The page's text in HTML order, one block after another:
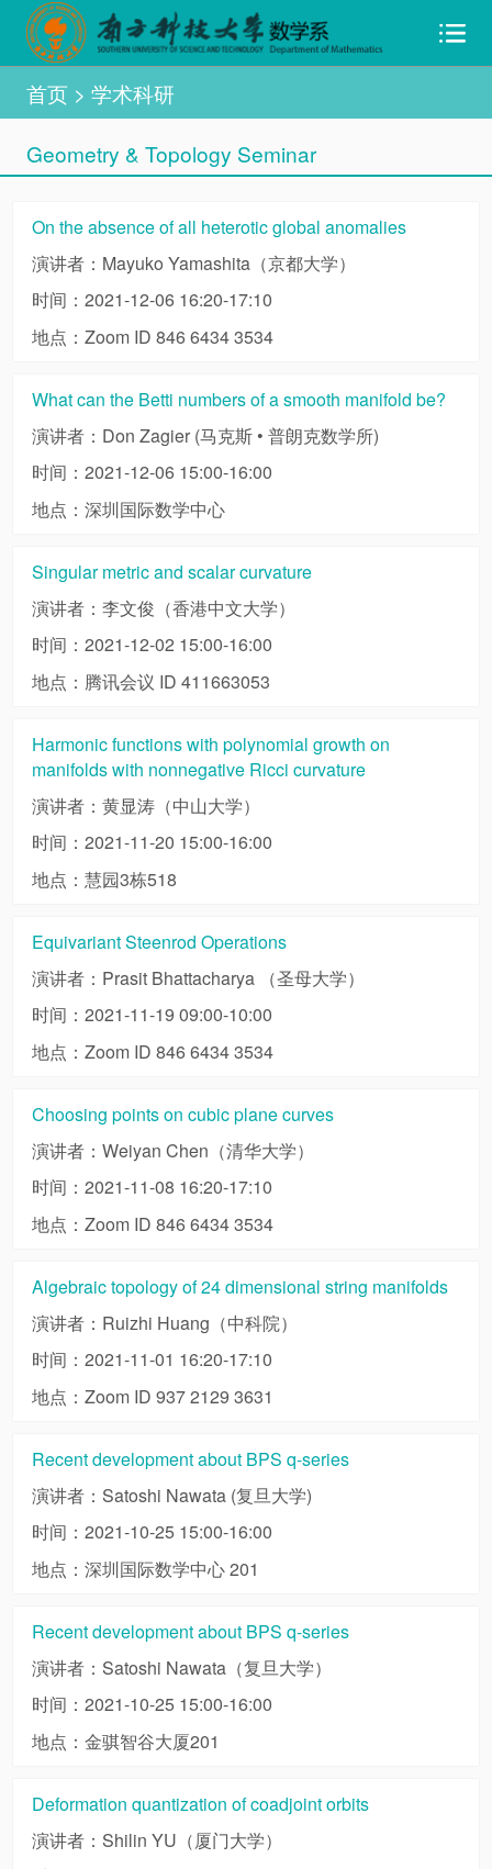
首页> 学术科研
Geometry & Topology Seminar
On the absence of all heterotic global anomalies
演讲者：Mayuko Yamashita（京都大学）
时间：2021-12-06 16:20-17:10
地点：Zoom ID 846 6434 3534
What can the Betti numbers of a smooth manifold be?
演讲者：Don Zagier (马克斯 • 普朗克数学所)
时间：2021-12-06 15:00-16:00
地点：深圳国际数学中心
Singular metric and scalar curvature
演讲者：李文俊（香港中文大学）
时间：2021-12-02 15:00-16:00
地点：腾讯会议 ID 411663053
Harmonic functions with polynomial growth on
manifolds with nonnegative Ricci curvature
演讲者：黄显涛（中山大学）
时间：2021-11-20 15:00-16:00
地点：慧园3栋518
Equivariant Steenrod Operations
演讲者：Prasit Bhattacharya （圣母大学）
时间：2021-11-19 09:00-10:00
地点：Zoom ID 846 6434 3534
Choosing points on cubic plane curves
演讲者：Weiyan Chen（清华大学）
时间：2021-11-08 16:20-17:10
地点：Zoom ID 846 6434 3534
Algebraic topology of 24 dimensional string manifolds
演讲者：Ruizhi Huang（中科院）
时间：2021-11-01 16:20-17:10
地点：Zoom ID 937 2129 3631
Recent development about BPS q-series
演讲者：Satoshi Nawata (复旦大学)
时间：2021-10-25 15:00-16:00
地点：深圳国际数学中心 201
Recent development about BPS q-series
演讲者：Satoshi Nawata（复旦大学）
时间：2021-10-25 15:00-16:00
地点：金骐智谷大厦201
Deformation quantization of coadjoint orbits
演讲者：Shilin YU（厦门大学）